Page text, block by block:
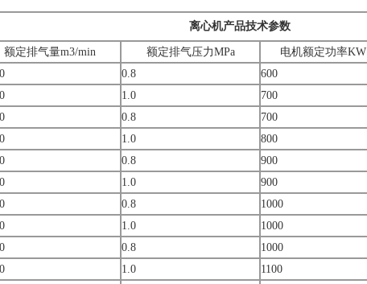
离心机产品技术参数
额定排气量m3/min 额定排气压力MPa 电机额定功率KW
0.8 600
1.0
700
0.8
700
1.0
800
0.8
900
1.0
900
0.8
1000
1.0
1000
0.8 1000
1.0
1100